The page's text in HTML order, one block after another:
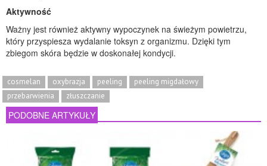
Aktywność
Ważny jest również aktywny wypoczynek na świeżym powietrzu,
który przyspiesza wydalanie toksyn z organizmu. Dzięki tym
zbiegom skóra będzie w doskonałej kondycji.
cosmelan oxybrazja peeling
peeling migdałowy
przebarwienia
złuszczanie
PODOBNE ARTYKUŁY